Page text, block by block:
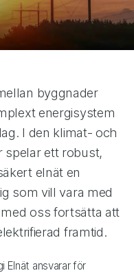
byggnader
energisystem
I den klimat- och
spelar ett robust,
elnät en
som vill vara med
oss fortsätta att
framtid.
Elnät ansvarar för